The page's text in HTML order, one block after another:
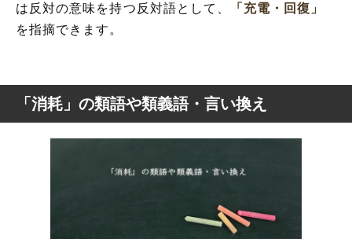
は反対の意味を持つ反対語として、
「充電・回復」
を指摘できます。
「消耗」の類語や類義語・言い換え